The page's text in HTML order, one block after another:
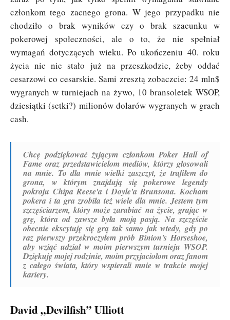
członkom tego zacnego grona. W jego przypadku nie
chodziło o brak wyników czy o brak szacunku w
pokerowej społeczności, ale o to, że nie spełniał
wymagań dotyczących wieku. Po ukończeniu 40. roku
życia nic nie stało już na przeszkodzie, żeby oddać
cesarzowi co cesarskie. Sami zresztą zobaczcie: 24 mln$
wygranych w turniejach na żywo, 10 bransoletek WSOP,
dziesiątki (setki?) milionów dolarów wygranych w grach
cash.
Chcę podziękować żyjącym członkom Poker Hall of
Fame oraz przedstawicielom mediów, którzy głosowali
na mnie. To dla mnie wielki zaszczyt, że trafiłem do
grona, w którym znajdują się pokerowe legendy
pokroju Chipa Reese'a i Doyle'a Brunsona. Kocham
pokera i ta gra zrobiła też wiele dla mnie. Jestem tym
szczęściarzem, który może zarabiać na życie, grając w
grę, która od zawsze była moją pasją. Na szczęście
obecnie ekscytuję się grą tak samo jak wtedy, gdy po
raz pierwszy przekroczyłem prób Binion's Horseshoe,
aby wziąć udział w moim pierwszym turnieju WSOP.
Dziękuję mojej rodzinie, moim przyjaciołom oraz fanom
z całego świata, który wspierali mnie w trakcie mojej
kariery.
David „Devilfish” Ulliott